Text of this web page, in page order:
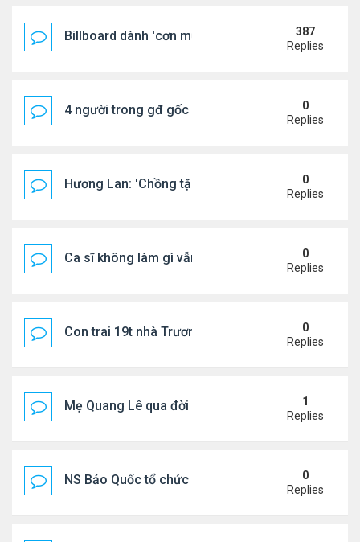
Billboard dành 'cơn mưa' lời khen BTS
387
Replies
4 người trong gđ gốc Việt thiệt mạng vì tai nạn xe
0
Replies
Hương Lan: 'Chồng tặng tôi khu vườn tình yêu'
0
Replies
Ca sĩ không làm gì vẫn kiếm được 400 triệu đồng/
0
Replies
Con trai 19t nhà Trương Bá Chi - Tạ Đình Phong
0
Replies
Mẹ Quang Lê qua đời sau 2 năm đột quỵ. 1
Replies
NS Bảo Quốc tổ chức sn cho bà xã
0
Replies